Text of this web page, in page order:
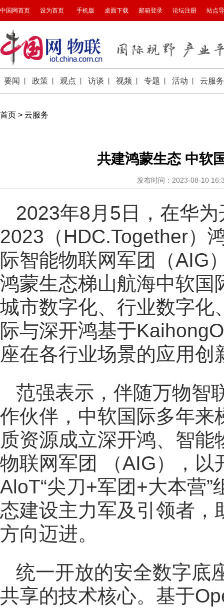
首页 > 云服务
共建鸿蒙生态 中软
发布时间：2023-08-10
2023年8月5日，在华
2023（HDC.Together）
际智能物联网军团（AIG
鸿蒙生态梯山航海中软国
城市数字化、行业数字化
际与深开鸿基于
座在各行业场景的应用创
范强表示，伴随万物智
作伙伴，中软国际多年来
质资源成立深开鸿、智
物联网军团 （AIG），以
AloT“尖刀+军团+大本营
态建设主力军及引领者
方向迈进。
统一开放的安全数字底
共享的技术核心。基于